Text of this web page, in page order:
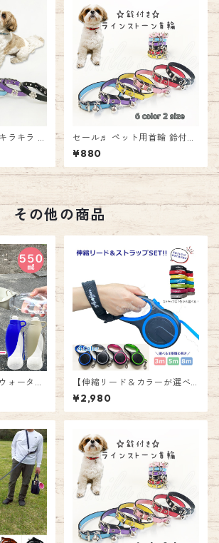
ネオングリーン グリーン ブル
ー パープル ピンク エミリース
タイル emilystyle
ラキラ ビ
T3】 猫
わんちゃ
ストーン
フェイク
スタイル
セール♬ ペット用首輪 鈴付き
♪ ラインストーン 首輪 【T
2】 【T3】 カラー 犬用 猫用
小型犬 レザー調 ラインストー
ン 宝石 首輪 ペット 犬猫兼用
ドッグ キャット エミリースタ
イル emilystyle
¥880
その他の商品
ォーター
ー 給水
ター マナ
リコン
飲み 軽量
アウトド
emilysty
【伸縮リード＆カラーが選べ
るストラップセット】カラフ
ル 3m 5m 8m ロング リール
テープタイプ 巻き取り 伸びる
犬 中型犬 小型犬 長い 長め お
散歩 お出かけ リーダーウォー
ク 愛犬 ペット 男の子 女の子
エミリースタイル emilystyle
¥2,980